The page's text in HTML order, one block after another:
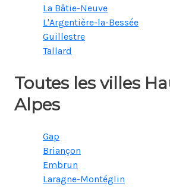
La Bâtie-Neuve
L'Argentière-la-Bessée
Guillestre
Tallard
Toutes les villes
Alpes
Gap
Briançon
Embrun
Laragne-Montéglin